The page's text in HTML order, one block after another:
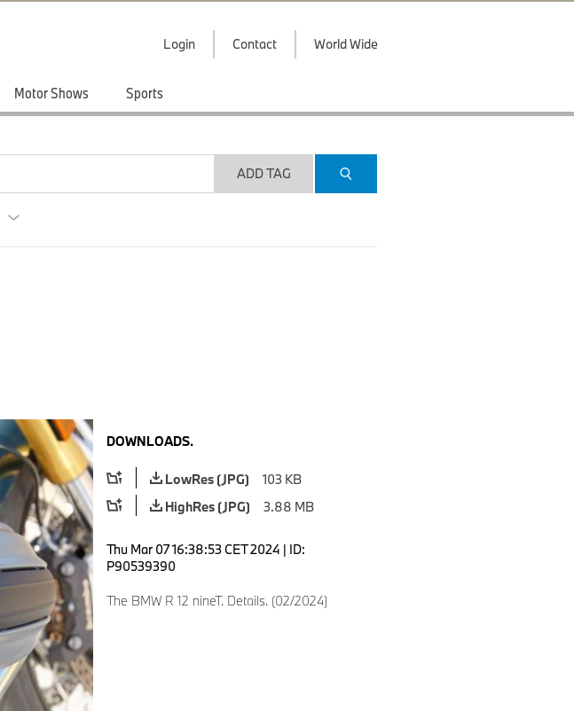
Login Contact World Wide
Motor Shows Sports
ADD TAG
DOWNLOADS.
LowRes (JPG)
103 KB
HighRes (JPG)
3.88 MB
Thu Mar 07 16:38:53 CET 2024 | ID:
P90539390
The BMW R 12 nineT. Details. (02/2024)